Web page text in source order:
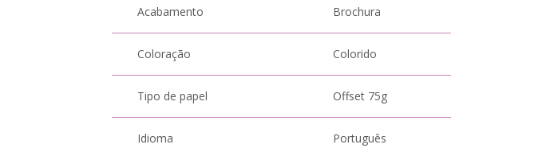
Acabamento Brochura
Coloração Colorido
Tipo de papel Offset 75g
Idioma Português